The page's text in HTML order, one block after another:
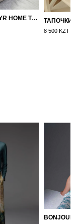
ТАПОЧКИ ZEPHYR HOME ТЕДДИ ДЕД МОРОЗ NEW
8 500 KZT